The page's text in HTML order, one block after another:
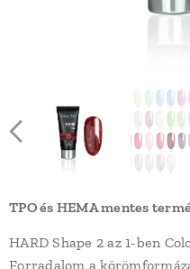
TPO és HEMA mentes
HARD Shape 2 az 1-ben
Forradalom a